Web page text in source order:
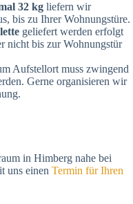
32 kg liefern wir
bis zu Ihrer Wohnungstüre.
geliefert werden erfolgt
nicht bis zur Wohnungstür
Aufstellort muss zwingend
Gerne organisieren wir
in Himberg nahe bei
uns einen Termin für Ihren